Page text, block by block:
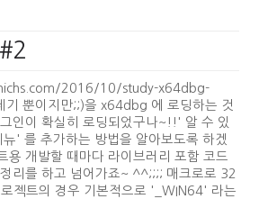
2016/10/study-x64dbg-
뿐이지만;;)을 x64dbg 에 로딩하는 것
인이 확실히 로딩되었구나~!!' 알 수 있
' 를 추가하는 방법을 알아보도록 하겠
개발할 때마다 라이브러리 포함 코드
리를 하고 넘어가죠~ ^^;;;; 매크로로 32
젝트의 경우 기본적으로 '_WIN64' 라는